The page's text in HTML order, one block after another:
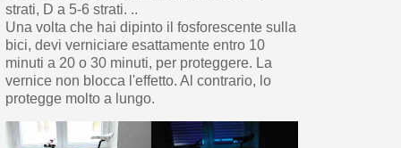
strati, D a 5-6 strati. ..
Una volta che hai dipinto il fosforescente sulla
bici, devi verniciare esattamente entro 10
minuti a 20 o 30 minuti, per proteggere. La
vernice non blocca l'effetto. Al contrario, lo
protegge molto a lungo.